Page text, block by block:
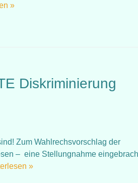
»
Diskriminierung
Zum Wahlrechsvorschlag der
– eine Stellungnahme
»